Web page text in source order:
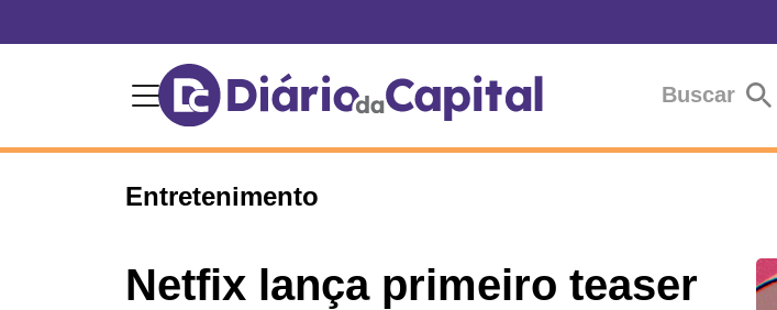
Buscar
Entretenimento
Netfix lança primeiro teaser